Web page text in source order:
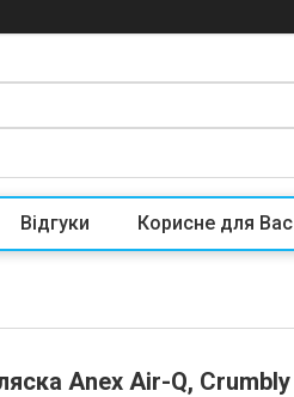
Відгуки Корисне для Вас
Anex Air-Q, Crumbly